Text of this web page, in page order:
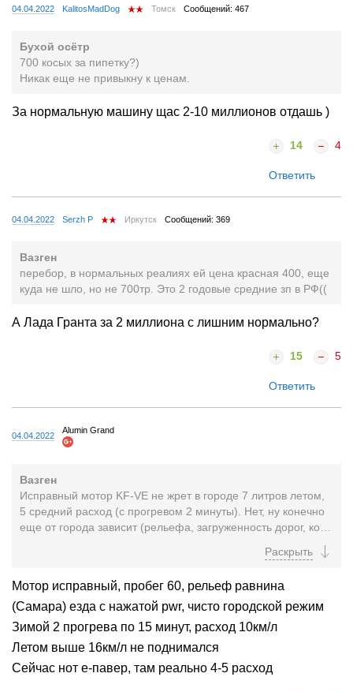
04.04.2022 KalitosMadDog Томск Сообщений: 467
Бухой осётр
700 косых за пипетку?)
Никак еще не привыкну к ценам.
За нормальную машину щас 2-10 миллионов отдашь )
14 4
Ответить
04.04.2022 Serzh P Иркутск Сообщений: 369
Вазген
перебор, в нормальных реалиях ей цена красная 400, еще
куда не шло, но не 700тр. Это 2 годовые средние зп в РФ((
А Лада Гранта за 2 миллиона с лишним нормально?
15 5
Ответить
04.04.2022
Alumin Grand
Вазген
Исправный мотор KF-VE не жрет в городе 7 литров летом,
5 средний расход (с прогревом 2 минуты). Нет, ну конечно
еще от города зависит (рельефа, загруженность дорог, кол-
Мотор исправный, пробег 60, рельеф равнина
(Самара) езда с нажатой pwr, чисто городской режим
Зимой 2 прогрева по 15 минут, расход 10км/л
Летом выше 16км/л не поднимался
Сейчас нот е-павер, там реально 4-5 расход